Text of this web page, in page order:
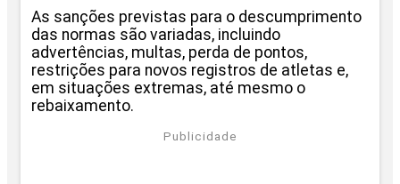
As sanções previstas para o descumprimento
das normas são variadas, incluindo
advertências, multas, perda de pontos,
restrições para novos registros de atletas e,
em situações extremas, até mesmo o
rebaixamento.
Publicidade